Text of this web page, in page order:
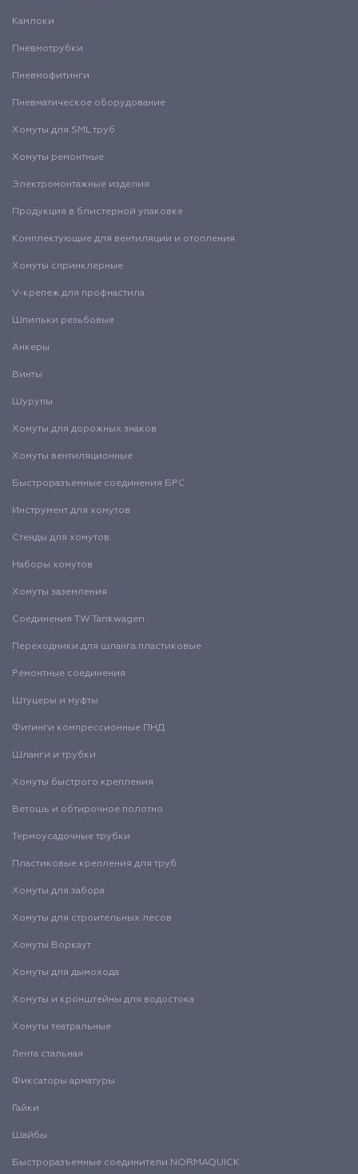
Камлоки
Пневмотрубки
Пневмофитинги
Пневматическое оборудование
Хомуты для SML труб
Хомуты ремонтные
Электромонтажные изделия
Продукция в блистерной упаковке
Комплектующие для вентиляции и отопления
Хомуты спринклерные
V-крепеж для профнастила
Шпильки резьбовые
Анкеры
Винты
Шурупы
Хомуты для дорожных знаков
Хомуты вентиляционные
Быстроразъемные соединения БРС
Инструмент для хомутов
Стенды для хомутов
Наборы хомутов
Хомуты заземления
Соединения TW Tankwagen
Переходники для шланга пластиковые
Ремонтные соединения
Штуцеры и муфты
Фитинги компрессионные ПНД
Шланги и трубки
Хомуты быстрого крепления
Ветошь и обтирочное полотно
Термоусадочные трубки
Пластиковые крепления для труб
Хомуты для забора
Хомуты для строительных лесов
Хомуты Воркаут
Хомуты для дымохода
Хомуты и кронштейны для водостока
Хомуты театральные
Лента стальная
Фиксаторы арматуры
Гайки
Шайбы
Быстроразъемные соединители NORMAQUICK